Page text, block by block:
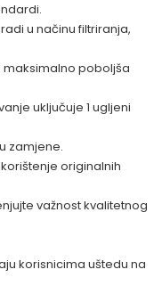
u načinu filtriranja,
maksimalno poboljša
uključuje 1 ugljeni
zamjene.
originalnih
važnost kvalitetnog
korisnicima uštedu na